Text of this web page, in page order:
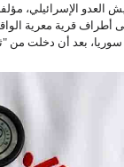
الإسرائيلي، مؤلفة
قرية معرية
بعد أن دخلت من